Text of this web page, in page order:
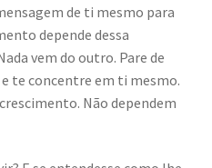
de ti mesmo para
depende dessa
vem do outro. Pare de
te concentre em ti mesmo.
Não dependem